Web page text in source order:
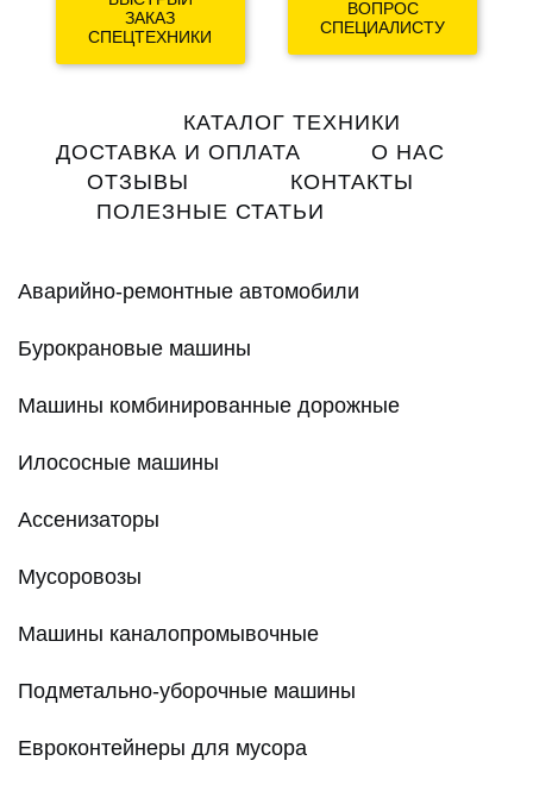
ЗАКАЗ
СПЕЦТЕХНИКИ
ВОПРОС
СПЕЦИАЛИСТУ
navigation
КАТАЛОГ ТЕХНИКИ
ДОСТАВКА И ОПЛАТА
О НАС
ОТЗЫВЫ
КОНТАКТЫ
ПОЛЕЗНЫЕ СТАТЬИ
Аварийно-ремонтные автомобили
Бурокрановые машины
Машины комбинированные дорожные
Илососные машины
Ассенизаторы
Мусоровозы
Машины каналопромывочные
Подметально-уборочные машины
Евроконтейнеры для мусора